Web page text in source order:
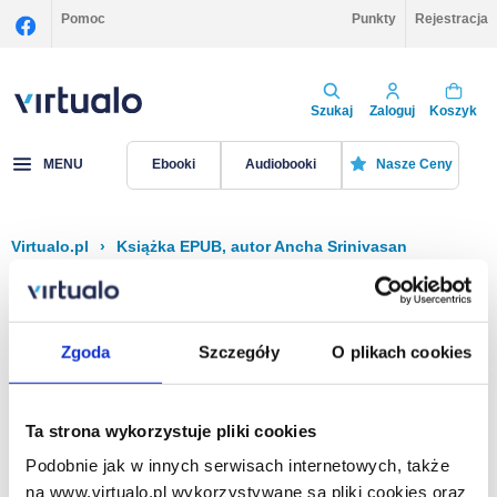
Zgoda Szczegóły O plikach cookies
Ta strona wykorzystuje pliki cookies
Podobnie jak w innych serwisach internetowych, także
na www.virtualo.pl wykorzystywane są pliki cookies oraz
Pomoc Punkty Rejestracja
Szukaj Zaloguj Koszyk
MENU Ebooki Audiobooki Nasze Ceny
Virtualo.pl › Książka EPUB, autor Ancha Srinivasan
Filtruj Sortuj
Na stronie